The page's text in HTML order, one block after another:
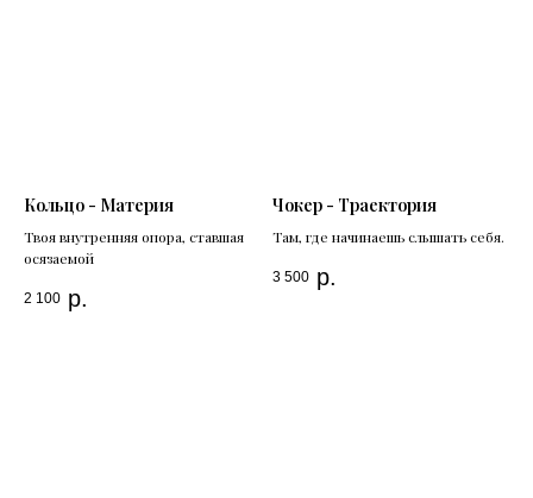
Кольцо - Материя
Твоя внутренняя опора, ставшая
осязаемой
2 100 р.
Чокер - Траектория
Там, где начинаешь слышать себя.
3 500 р.